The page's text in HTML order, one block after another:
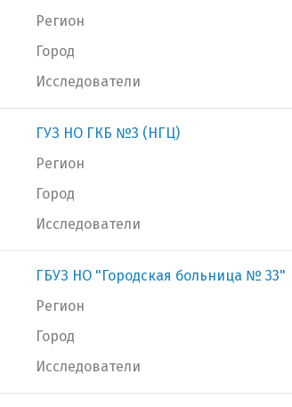
Регион
Город
Исследователи
ГУЗ НО ГКБ №3 (НГЦ)
Регион
Город
Исследователи
ГБУЗ НО "Городская больница № 33"
Регион
Город
Исследователи